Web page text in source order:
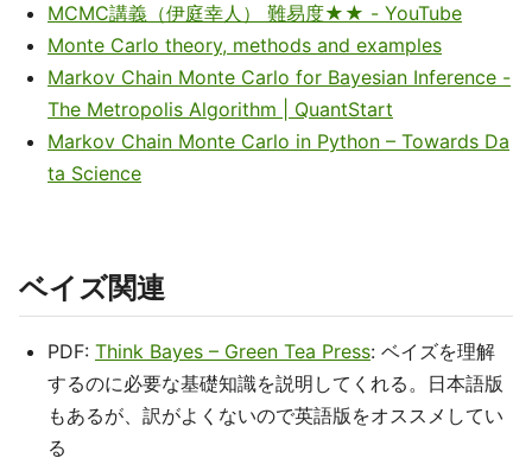
MCMC講義（伊庭幸人） 難易度★★ - YouTube
Monte Carlo theory, methods and examples
Markov Chain Monte Carlo for Bayesian Inference -
The Metropolis Algorithm | QuantStart
Markov Chain Monte Carlo in Python – Towards Da
ta Science
ベイズ関連
PDF: Think Bayes – Green Tea Press: ベイズを理解
するのに必要な基礎知識を説明してくれる。日本語版
もあるが、訳がよくないので英語版をオススメしてい
る